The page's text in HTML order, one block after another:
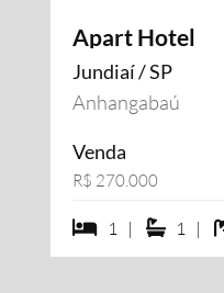
Apart Hotel
Jundiaí / SP
Anhangabaú
Venda
R$ 270.000
1 dormiórios
1 | 1 suítes
1 |